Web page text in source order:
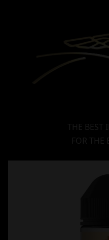
THE BEST
FOR THE